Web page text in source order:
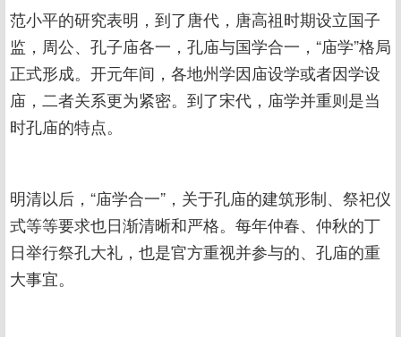
范小平的研究表明，到了唐代，唐高祖时期设立国子
监，周公、孔子庙各一，孔庙与国学合一，“庙学”格局
正式形成。开元年间，各地州学因庙设学或者因学设
庙，二者关系更为紧密。到了宋代，庙学并重则是当
时孔庙的特点。
明清以后，“庙学合一”，关于孔庙的建筑形制、祭祀仪
式等等要求也日渐清晰和严格。每年仲春、仲秋的丁
日举行祭孔大礼，也是官方重视并参与的、孔庙的重
大事宜。